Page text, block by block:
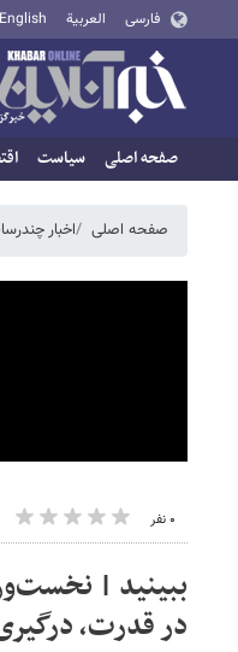
فارسی العربية English
صفحه اصلی سیاست
صفحه اصلی اخبار
۰ نفر
ببینید |
در قدرت،